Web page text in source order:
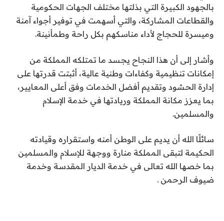
بالجهود الكبيرة التي بذلتها مختلف الجهات الحكومية
والقطاعات المشاركة، والتي أسهمت في توفير أجواء آمنة
وميسرة للحجاج لأداء مناسكهم بكل راحة وطمأنينة.
وأشار إلى أن هذا النجاح يجسد ما تمتلكه المملكة من
إمكانات تنظيمية وكفاءات وطنية عالية، أثبتت قدرتها على
إدارة الحشود وتقديم أفضل الخدمات وفق أعلى المعايير،
بما يعزز مكانة المملكة وريادتها في خدمة الإسلام
والمسلمين.
سائلًا الله أن يديم على الوطن أمنه واستقراره وقيادته
الحكيمة لتبقى المملكة منارة ووجهة للإسلام والمسلمين
بما خصها الله تعالى في خدمة الديار المقدسة وخدمة
ضيوف الرحمن .